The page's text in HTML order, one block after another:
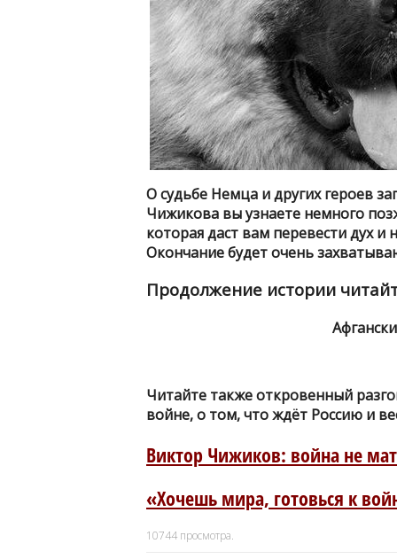
О судьбе Немца и других героев
Чижикова вы узнаете немного
которая даст вам перевести дух
Окончание будет очень
Продолжение истории
Читайте также откровенный
войне, о том, что ждёт Россию и
Виктор Чижиков: война не
«Хочешь мира, готовься к
10744 просмотра.